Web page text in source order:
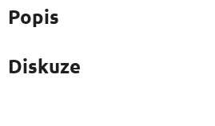
Popis
Diskuze